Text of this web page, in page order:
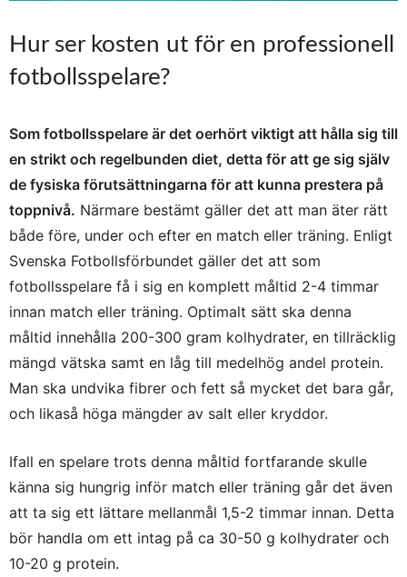
Hur ser kosten ut för en professionell
fotbollsspelare?
Som fotbollsspelare är det oerhört viktigt att hålla sig till
en strikt och regelbunden diet, detta för att ge sig själv
de fysiska förutsättningarna för att kunna prestera på
toppnivå. Närmare bestämt gäller det att man äter rätt
både före, under och efter en match eller träning. Enligt
Svenska Fotbollsförbundet gäller det att som
fotbollsspelare få i sig en komplett måltid 2-4 timmar
innan match eller träning. Optimalt sätt ska denna
måltid innehålla 200-300 gram kolhydrater, en tillräcklig
mängd vätska samt en låg till medelhög andel protein.
Man ska undvika fibrer och fett så mycket det bara går,
och likaså höga mängder av salt eller kryddor.
Ifall en spelare trots denna måltid fortfarande skulle
känna sig hungrig inför match eller träning går det även
att ta sig ett lättare mellanmål 1,5-2 timmar innan. Detta
bör handla om ett intag på ca 30-50 g kolhydrater och
10-20 g protein.